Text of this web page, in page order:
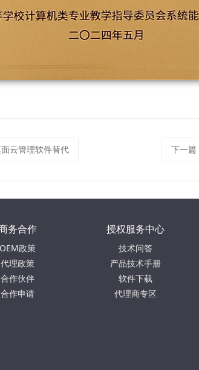
云管理软件替代 下一篇
务合作
OEM政策
代理政策
合作伙伴
合作申请
授权服务中心
技术问答
产品技术手册
软件下载
代理商专区